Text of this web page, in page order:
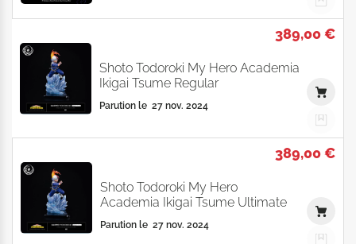
389,00 €
Shoto Todoroki My Hero Academia
Ikigai Tsume Regular
Parution le 27 nov. 2024
389,00 €
Shoto Todoroki My Hero
Academia Ikigai Tsume Ultimate
Parution le 27 nov. 2024